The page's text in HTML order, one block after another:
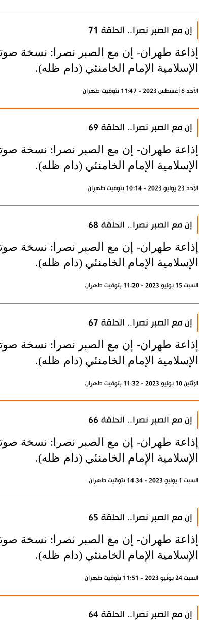
إن مع الصبر نصرا.. الحلقة 71
إذاعة طهران- إن مع الصبر نصرا: نسخة
الإسلامية الإمام الخامنئي (دام ظله).
الأحد 6 أغسطس 2023 - 11:47 بتوقيت طهران
إن مع الصبر نصرا.. الحلقة 69
إذاعة طهران- إن مع الصبر نصرا: نسخة
الإسلامية الإمام الخامنئي (دام ظله).
الأحد 23 يوليو 2023 - 10:14 بتوقيت طهران
إن مع الصبر نصرا.. الحلقة 68
إذاعة طهران- إن مع الصبر نصرا: نسخة
الإسلامية الإمام الخامنئي (دام ظله).
السبت 15 يوليو 2023 - 11:20 بتوقيت طهران
إن مع الصبر نصرا.. الحلقة 67
إذاعة طهران- إن مع الصبر نصرا: نسخة
الإسلامية الإمام الخامنئي (دام ظله).
الإثنين 10 يوليو 2023 - 11:32 بتوقيت طهران
إن مع الصبر نصرا.. الحلقة 66
إذاعة طهران- إن مع الصبر نصرا: نسخة
الإسلامية الإمام الخامنئي (دام ظله).
السبت 1 يوليو 2023 - 14:34 بتوقيت طهران
إن مع الصبر نصرا.. الحلقة 65
إذاعة طهران- إن مع الصبر نصرا: نسخة
الإسلامية الإمام الخامنئي (دام ظله).
السبت 24 يونيو 2023 - 11:51 بتوقيت طهران
إن مع الصبر نصرا.. الحلقة 64